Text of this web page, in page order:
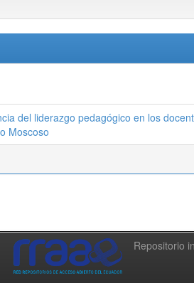
del liderazgo pedagógico en los
Moscoso
Repositorio